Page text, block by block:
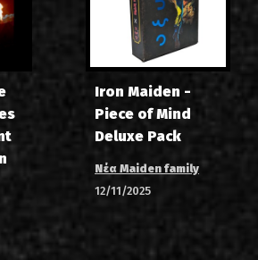
Iron Maiden -
Piece of Mind
Deluxe Pack
Νέα Maiden family
12/11/2025